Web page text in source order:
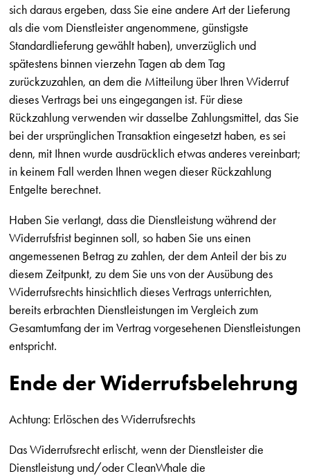
sich daraus ergeben, dass Sie eine andere Art der Lieferung
als die vom Dienstleister angenommene, günstigste
Standardlieferung gewählt haben), unverzüglich und
spätestens binnen vierzehn Tagen ab dem Tag
zurückzuzahlen, an dem die Mitteilung über Ihren Widerruf
dieses Vertrags bei uns eingegangen ist. Für diese
Rückzahlung verwenden wir dasselbe Zahlungsmittel, das Sie
bei der ursprünglichen Transaktion eingesetzt haben, es sei
denn, mit Ihnen wurde ausdrücklich etwas anderes vereinbart;
in keinem Fall werden Ihnen wegen dieser Rückzahlung
Entgelte berechnet.
Haben Sie verlangt, dass die Dienstleistung während der
Widerrufsfrist beginnen soll, so haben Sie uns einen
angemessenen Betrag zu zahlen, der dem Anteil der bis zu
diesem Zeitpunkt, zu dem Sie uns von der Ausübung des
Widerrufsrechts hinsichtlich dieses Vertrags unterrichten,
bereits erbrachten Dienstleistungen im Vergleich zum
Gesamtumfang der im Vertrag vorgesehenen Dienstleistungen
entspricht.
Ende der Widerrufsbelehrung
Achtung: Erlöschen des Widerrufsrechts
Das Widerrufsrecht erlischt, wenn der Dienstleister die
Dienstleistung und/oder CleanWhale die